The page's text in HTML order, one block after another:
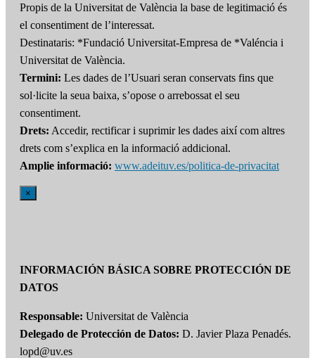
Propis de la Universitat de València la base de legitimació és
el consentiment de l’interessat.
Destinataris: *Fundació Universitat-Empresa de *Valéncia i
Universitat de València.
Termini: Les dades de l’Usuari seran conservats fins que
sol·licite la seua baixa, s’opose o arrebossat el seu
consentiment.
Drets: Accedir, rectificar i suprimir les dades així com altres
drets com s’explica en la informació addicional.
Amplie informació: www.adeituv.es/politica-de-privacitat
×
INFORMACIÓN BÁSICA SOBRE PROTECCIÓN DE
DATOS
Responsable: Universitat de València
Delegado de Protección de Datos: D. Javier Plaza Penadés.
lopd@uv.es